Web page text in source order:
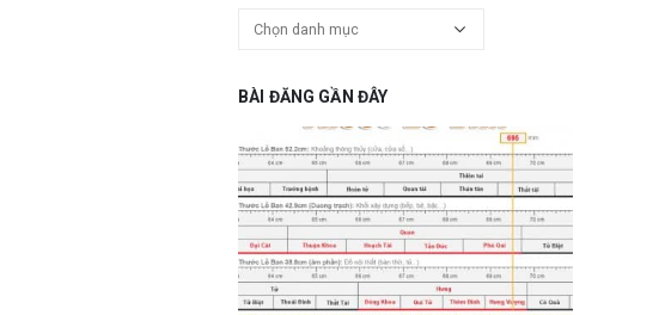
Danh
BÀI ĐĂNG GẦN ĐÂY